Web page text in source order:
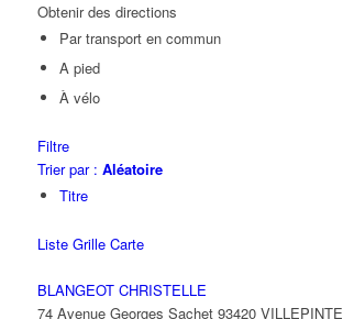
Obtenir des directions
Par transport en commun
A pied
À vélo
Filtre
Trier par : Aléatoire
Titre
Liste Grille Carte
BLANGEOT CHRISTELLE
74 Avenue Georges Sachet 93420 VILLEPINTE